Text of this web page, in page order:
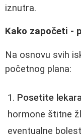
iznutra.
Kako započeti -
Na osnovu svih
početnog plana:
Posetite
hormone štitne
eventualne